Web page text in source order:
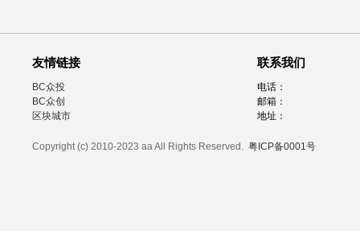
友情链接
BC众投
BC众创
区块城市
联系我们
电话：
邮箱：
地址：
Copyright (c) 2010-2023 aa All Rights Reserved. 粤ICP备0001号